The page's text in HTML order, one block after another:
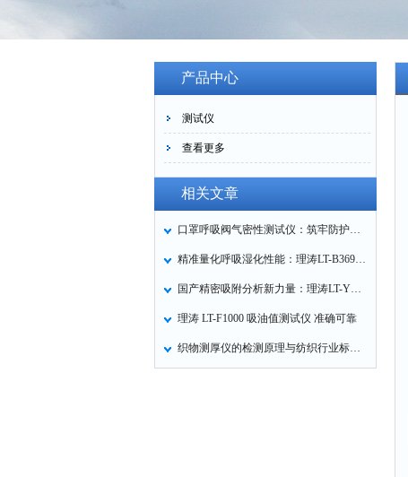
产品中心
测试仪
查看更多
相关文章
口罩呼吸阀气密性测试仪：筑牢防护口罩的质量关卡
精准量化呼吸湿化性能：理涛LT-B369湿化器数据采集装置技术解析
国产精密吸附分析新力量：理涛LT-Y019A全自动高压吸附仪的性能与应用解析
理涛 LT-F1000 吸油值测试仪 准确可靠
织物测厚仪的检测原理与纺织行业标准化应用